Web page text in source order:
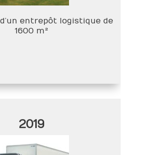
entrepôt logistique de
1600 m²
2019